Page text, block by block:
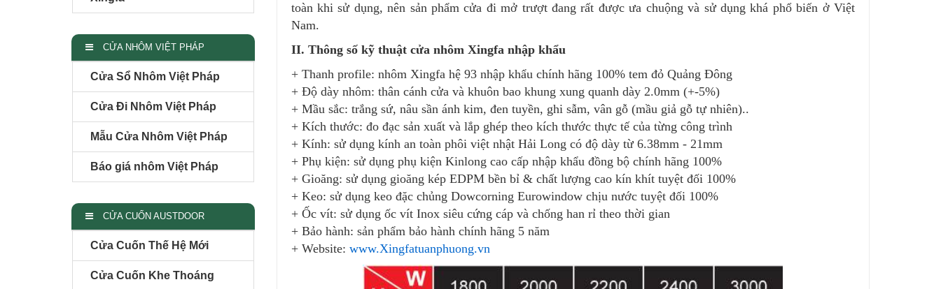
CỬA NHÔM VIỆT PHÁP
Cửa Sổ Nhôm Việt Pháp
Cửa Đi Nhôm Việt Pháp
Mẫu Cửa Nhôm Việt Pháp
Báo giá nhôm Việt Pháp
CỬA CUỐN AUSTDOOR
Cửa Cuốn Thế Hệ Mới
Cửa Cuốn Khe Thoáng
toàn khi sử dụng, nên sản phẩm cửa đi mở trượt đang rất được ưa chuộng và sử dụng khá phổ biến ở Việt
Nam.
II. Thông số kỹ thuật cửa nhôm Xingfa nhập khẩu
+ Thanh profile: nhôm Xingfa hệ 93 nhập khẩu chính hãng 100% tem đỏ Quảng Đông
+ Độ dày nhôm: thân cánh cửa và khuôn bao khung xung quanh dày 2.0mm (+-5%)
+ Mầu sắc: trắng sứ, nâu sần ánh kim, đen tuyền, ghi sẫm, vân gỗ (mầu giả gỗ tự nhiên)..
+ Kích thước: đo đạc sản xuất và lắp ghép theo kích thước thực tế của từng công trình
+ Kính: sử dụng kính an toàn phôi việt nhật Hải Long có độ dày từ 6.38mm - 21mm
+ Phụ kiện: sử dụng phụ kiện Kinlong cao cấp nhập khẩu đồng bộ chính hãng 100%
+ Gioăng: sử dụng gioăng kép EDPM bền bỉ & chất lượng cao kín khít tuyệt đối 100%
+ Keo: sử dụng keo đặc chủng Dowcorning Eurowindow chịu nước tuyệt đối 100%
+ Ốc vít: sử dụng ốc vít Inox siêu cứng cáp và chống han rỉ theo thời gian
+ Bảo hành: sản phẩm bảo hành chính hãng 5 năm
+ Website: www.Xingfatuanphuong.vn